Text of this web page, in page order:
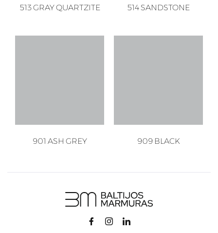
513 GRAY QUARTZITE 514 SANDSTONE
901 ASH GREY 909 BLACK